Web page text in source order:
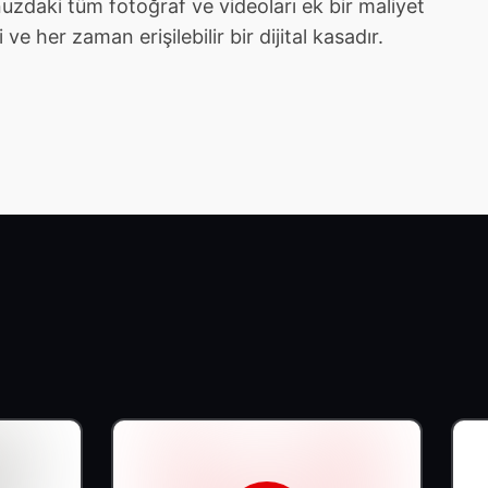
tüm fotoğraf ve videoları ek bir maliyet
her zaman erişilebilir bir dijital kasadır.